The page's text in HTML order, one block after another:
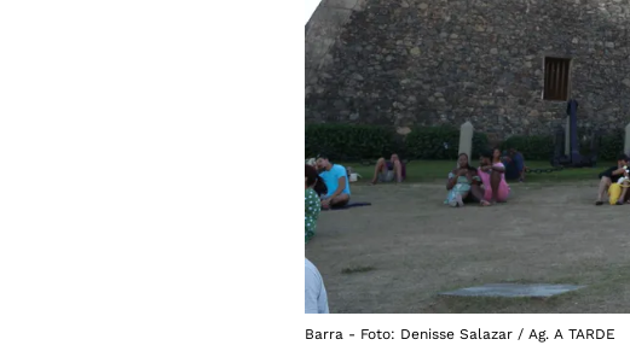
Barra - Foto: Denisse Salazar / Ag. A TARDE